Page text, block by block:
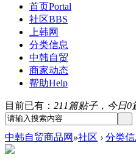
首页Portal
社区BBS
上韩网
分类信息
中韩自贸
商家动态
帮助Help
目前已有： 211篇贴子，今日0
中韩自贸商品网 »社区 › 分类信